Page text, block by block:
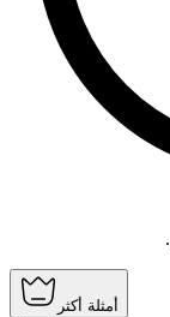
.
أمثلة أكثر